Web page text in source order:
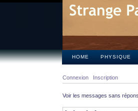
HOME PHYSIQUE
Connexion Inscription
Voir les messages sans